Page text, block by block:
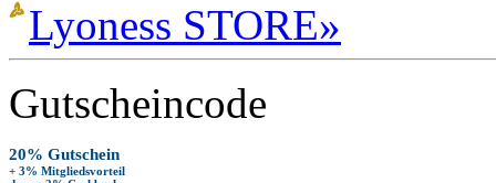
Lyoness STORE»
Gutscheincode
20% Gutschein
+ 3% Mitgliedsvorteil